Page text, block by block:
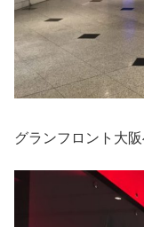
グランフロント大